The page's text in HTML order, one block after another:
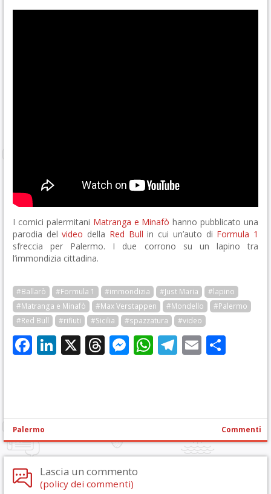
I comici palermitani Matranga e Minafò hanno pubblicato una
parodia delvideo della Red Bull in cui un’auto di Formula 1
sfreccia per Palermo. I due corrono su un lapino tra
l’immondizia cittadina.
#Ballarò #Formula 1 #immondizia #Just Maria
#lapino
#Matranga e Minafò
#Max Verstappen #Mondello
#Palermo
#Red Bull
#rifiuti #Sicilia #spazzatura #video
Facebook
LinkedIn
X Threads
Messenger
WhatsApp
Telegram
Email
Palermo Commenti
Lascia un commento
(policy dei commenti)